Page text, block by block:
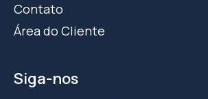
Contato
Área do Cliente
Siga-nos